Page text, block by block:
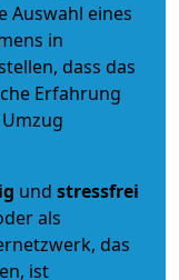
Auswahl eines
in
dass das
Erfahrung
und stressfrei
als
das
ist